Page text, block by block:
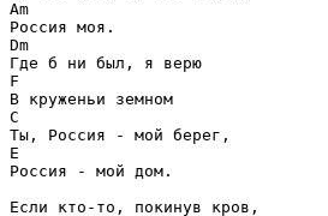
Am
Россия моя.
Dm
Где б ни был, я верю
F
В круженьи земном
C
Ты, Россия - мой берег,
E
Россия - мой дом.
Если кто-то, покинув кров,